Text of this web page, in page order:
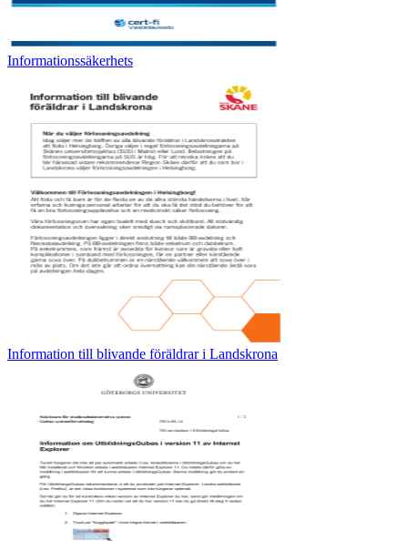
Informationssäkerhets
Information till blivande föräldrar i Landskrona